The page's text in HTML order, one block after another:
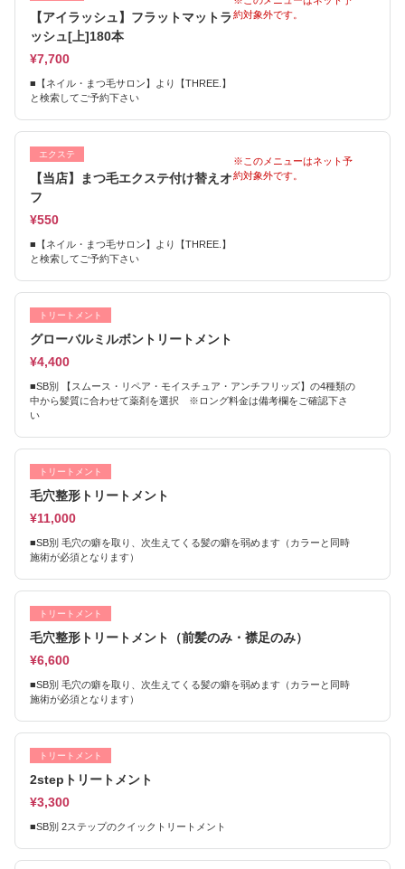
【アイラッシュ】フラットマットラ
ッシュ[上]180本
¥7,700
■【ネイル・まつ毛サロン】より【THREE.】
と検索してご予約下さい
約対象外です。
エクステ
【当店】まつ毛エクステ付け替えオ
フ
¥550
■【ネイル・まつ毛サロン】より【THREE.】
と検索してご予約下さい
※このメニューはネット予
約対象外です。
トリートメント
グローバルミルボントリートメント
¥4,400
■SB別 【スムース・リペア・モイスチュア・アンチフリッズ】の4種類の
中から髪質に合わせて薬剤を選択 ※ロング料金は備考欄をご確認下さ
い
トリートメント
毛穴整形トリートメント
¥11,000
■SB別 毛穴の癖を取り、次生えてくる髪の癖を弱めます（カラーと同時
施術が必須となります）
トリートメント
毛穴整形トリートメント（前髪のみ・襟足のみ）
¥6,600
■SB別 毛穴の癖を取り、次生えてくる髪の癖を弱めます（カラーと同時
施術が必須となります）
トリートメント
2stepトリートメント
¥3,300
■SB別 2ステップのクイックトリートメント